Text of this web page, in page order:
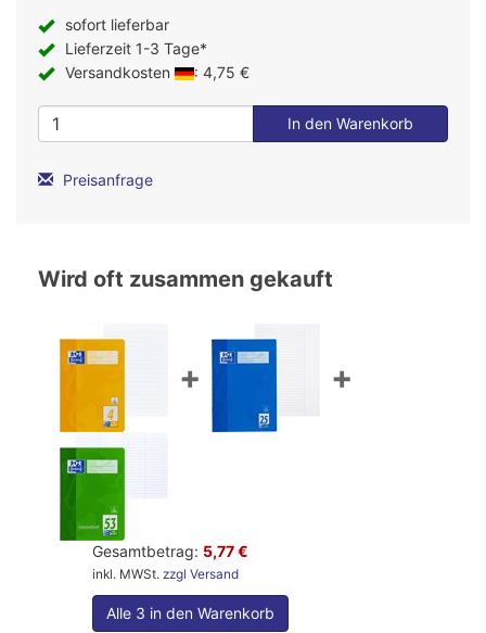
sofort lieferbar
Lieferzeit 1-3 Tage*
Versandkosten
: 4,75 €
Preisanfrage
Wird oft zusammen gekauft
+ +
Gesamtbetrag: 5,77 €
inkl. MWSt. zzgl Versand
Alle 3 in den Warenkorb